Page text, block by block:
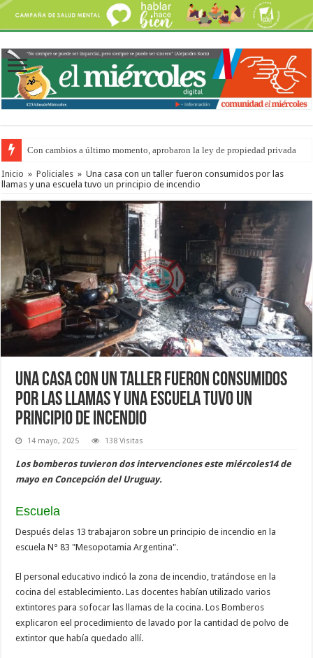
Con cambios a último momento, aprobaron la ley de propiedad privada
Del viernes 7 al domingo 9 de agosto: la agenda ¿A dónde ir? para este
Inicio » Policiales » Una casa con un taller fueron consumidos por las
llamas y una escuela tuvo un principio de incendio
Una casa con un taller fueron consumidos
por las llamas y una escuela tuvo un
principio de incendio
14 mayo, 2025 138 Visitas
Los bomberos tuvieron dos intervenciones este miércoles14 de
mayo en Concepción del Uruguay.
Escuela
Después delas 13 trabajaron sobre un principio de incendio en la
escuela N° 83 "Mesopotamia Argentina".
El personal educativo indicó la zona de incendio, tratándose en la
cocina del establecimiento. Las docentes habían utilizado varios
extintores para sofocar las llamas de la cocina. Los Bomberos
explicaron eel procedimiento de lavado por la cantidad de polvo de
extintor que había quedado allí.